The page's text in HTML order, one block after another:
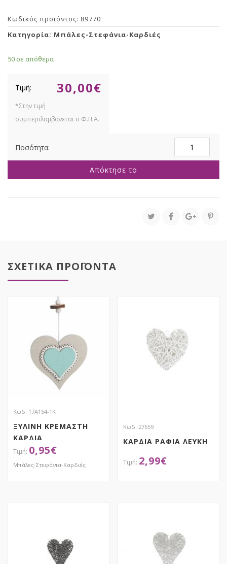
Κωδικός προϊόντος: 89770
Κατηγορία: Μπάλες-Στεφάνια-Καρδιές
50 σε απόθεμα
30,00€
ΛΕΒΑΝΤΕΣ
Χ10ΕΚ
Απόκτησε το
ΣΧΕΤΙΚΑ ΠΡΟΪΟΝΤΑ
Κωδ. 17Α154-1Κ
ΞΥΛΙΝΗ ΚΡΕΜΑΣΤΗ
ΚΑΡΔΙΑ
0,95€
Μπάλες-Στεφάνια-Καρδιές
Κωδ. 27659
ΚΑΡΔΙΑ ΡΑΦΙΑ ΛΕΥΚΗ
2,99€